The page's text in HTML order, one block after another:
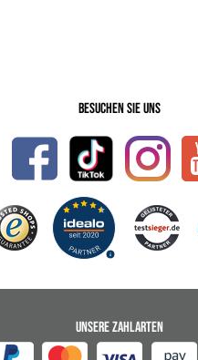
Besuchen Sie uns
UNSERE ZAHLARTEN